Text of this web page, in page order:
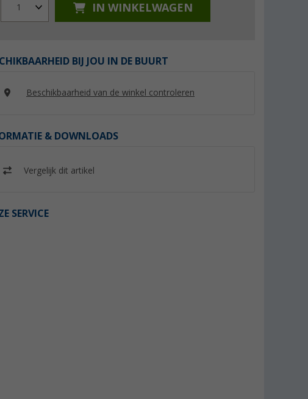
1 IN WINKELWAGEN
BIJ JOU IN DE BUURT
Beschikbaarheid van de winkel controleren
& DOWNLOADS
Vergelijk dit artikel
SERVICE
overhemd voor
35,- €